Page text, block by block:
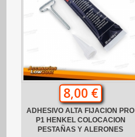
8,00 €
ADHESIVO ALTA FIJACION PRO
P1 HENKEL COLOCACION
PESTAÑAS Y ALERONES